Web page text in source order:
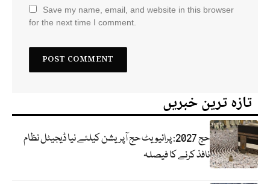
Save my name, email, and website in this browser
for the next time I comment.
تازہ ترین خبریں
حج 2027: پرائیویٹ حج آپریشن کیلئے نیا ڈیجیٹل نظام
نافذ کرنے کا فیصلہ